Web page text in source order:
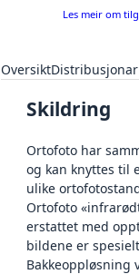
Les meir om
Oversikt
Skildring
Ortofoto har
og kan knyttes til
ulike
Ortofoto
erstattet med
bildene er
Bakkeoppløsning